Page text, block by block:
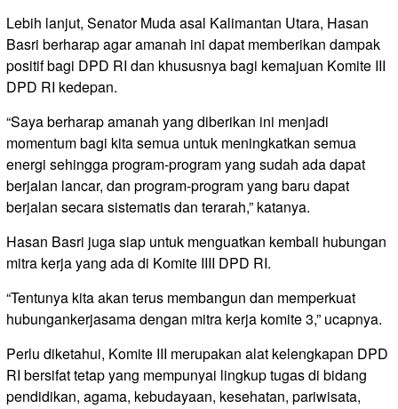
Lebih lanjut, Senator Muda asal Kalimantan Utara, Hasan
Basri berharap agar amanah ini dapat memberikan dampak
positif bagi DPD RI dan khususnya bagi kemajuan Komite III
DPD RI kedepan.
“Saya berharap amanah yang diberikan ini menjadi
momentum bagi kita semua untuk meningkatkan semua
energi sehingga program-program yang sudah ada dapat
berjalan lancar, dan program-program yang baru dapat
berjalan secara sistematis dan terarah,” katanya.
Hasan Basri juga siap untuk menguatkan kembali hubungan
mitra kerja yang ada di Komite IIII DPD RI.
“Tentunya kita akan terus membangun dan memperkuat
hubungankerjasama dengan mitra kerja komite 3,” ucapnya.
Perlu diketahui, Komite III merupakan alat kelengkapan DPD
RI bersifat tetap yang mempunyai lingkup tugas di bidang
pendidikan, agama, kebudayaan, kesehatan, pariwisata,